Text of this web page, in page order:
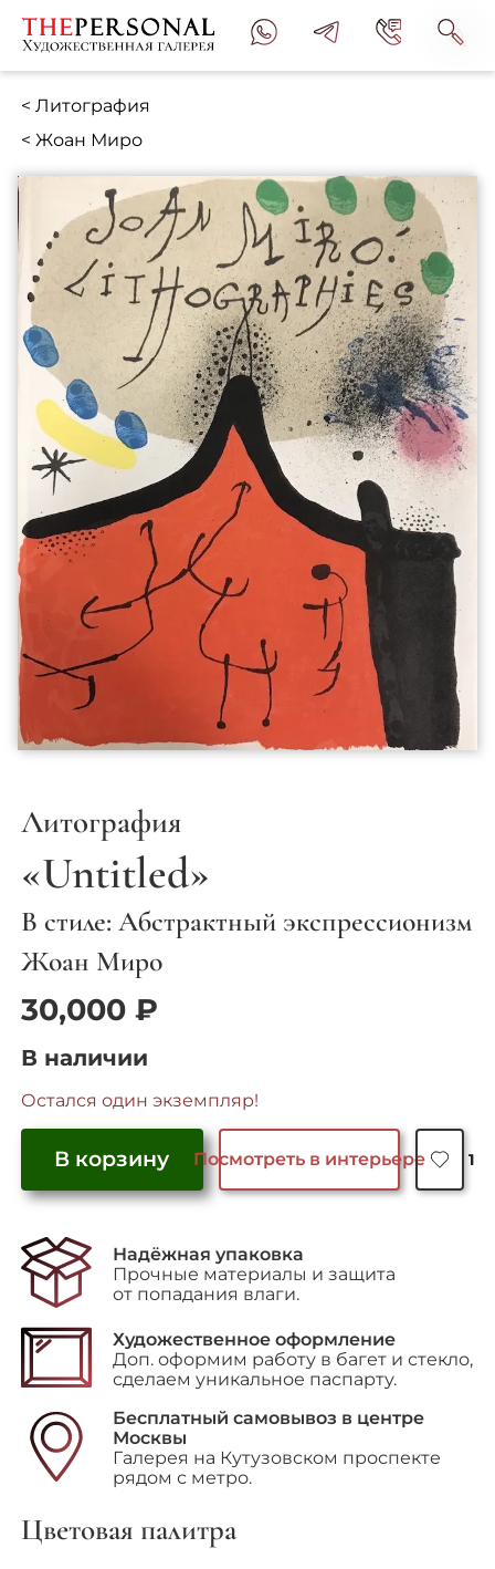
< Литография
< Жоан Миро
Литография
«Untitled»
В стиле: Абстрактный экспрессионизм
Жоан Миро
30,000₽
В наличии
Остался один экземпляр!
Количество
"Untitled"
В корзину Посмотреть в интерьере 1
Надёжная упаковка
Прочные материалы и защита
от попадания влаги.
Художественное оформление
Доп. оформим работу в багет и стекло,
сделаем уникальное паспарту.
Бесплатный самовывоз в центре
Москвы
Галерея на Кутузовском проспекте
рядом с метро.
Цветовая палитра